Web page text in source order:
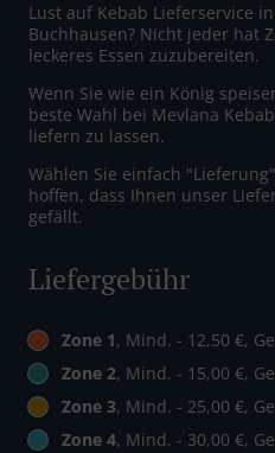
Lust auf Kebab Lieferservice
Buchhausen? Nicht jeder hat
leckeres Essen zuzubereiten.
Wenn Sie wie ein König
beste Wahl bei Mevlana
liefern zu lassen.
Wählen Sie einfach
hoffen, dass Ihnen unser
gefällt.
Liefergebühr
Zone 1, Mind. - 12,50 €,
Zone 2, Mind. - 15,00 €,
Zone 3, Mind. - 25,00 €,
Zone 4, Mind. - 30,00 €,